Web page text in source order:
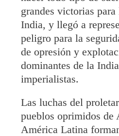
grandes victorias para
India, y llegó a
peligro para la
de opresión y
dominantes de la
imperialistas.
Las luchas del
pueblos oprimidos
América Latina